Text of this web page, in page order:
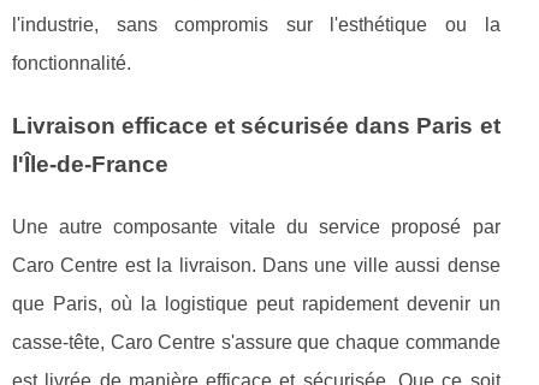
l'industrie, sans compromis sur l'esthétique ou la
fonctionnalité.
Livraison efficace et sécurisée dans Paris et
l'Île-de-France
Une autre composante vitale du service proposé par
Caro Centre est la livraison. Dans une ville aussi dense
que Paris, où la logistique peut rapidement devenir un
casse-tête, Caro Centre s'assure que chaque commande